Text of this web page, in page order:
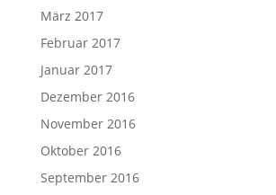
März 2017
Februar 2017
Januar 2017
Dezember 2016
November 2016
Oktober 2016
September 2016